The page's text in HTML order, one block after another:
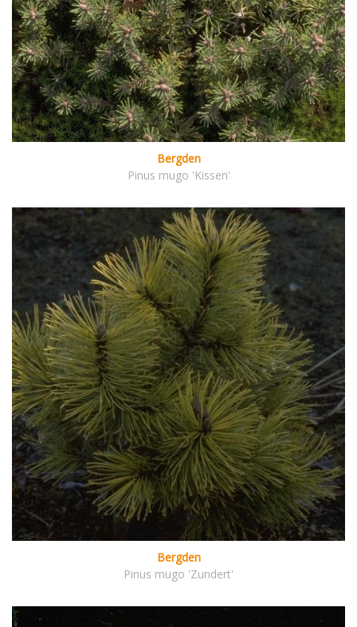
Bergden
Pinus mugo 'Kissen'
Bergden
Pinus mugo 'Zundert'